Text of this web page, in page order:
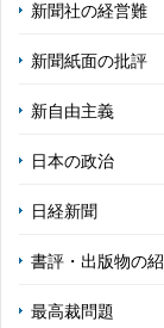
新聞社の経営難
新聞紙面の批評
新自由主義
日本の政治
日経新聞
書評・出版物の
最高裁問題